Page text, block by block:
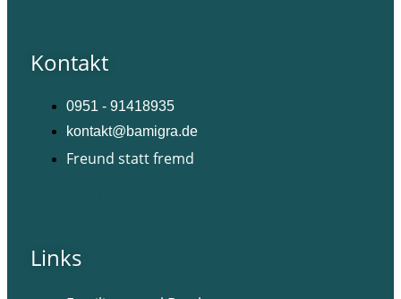
Kontakt
0951 - 91418935
kontakt@bamigra.de
Freund statt fremd
Links